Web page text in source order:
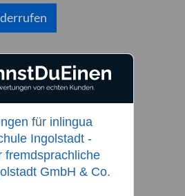
für inlingua
Ingolstadt -
fremdsprachliche
GmbH & Co.